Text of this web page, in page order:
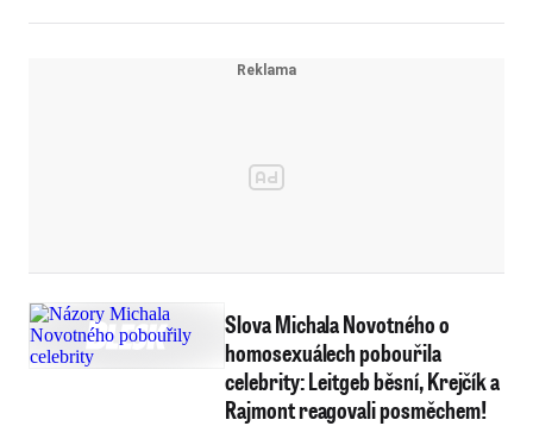
Slova Michala Novotného o
homosexuálech pobouřila
celebrity: Leitgeb běsní, Krejčík a
Rajmont reagovali posměchem!